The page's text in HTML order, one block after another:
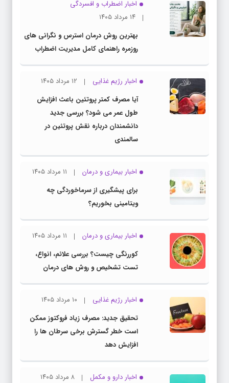
اخبار اضطراب و افسردگی
۱۴ مرداد ۱۴۰۵
بهترین روش درمان استرس و نگرانی های
روزمره راهنمای کامل مدیریت اضطراب
اخبار رژیم غذایی
۱۲ مرداد ۱۴۰۵
آیا مصرف کمتر پروتئین باعث افزایش
طول عمر می شود؟ بررسی جدید
دانشمندان درباره نقش پروتئین در
سالمندی
اخبار بیماری و درمان
۱۱ مرداد ۱۴۰۵
برای پیشگیری از سرماخوردگی چه
ویتامینی بخوریم؟
اخبار بیماری و درمان
۱۱ مرداد ۱۴۰۵
کوررنگی چیست؟ بررسی علائم، انواع،
تست تشخیص و روش های درمان
اخبار رژیم غذایی
۱۰ مرداد ۱۴۰۵
تحقیق جدید: مصرف زیاد فروکتوز ممکن
است خطر گسترش برخی سرطان ها را
افزایش دهد
اخبار دارو و مکمل
۸ مرداد ۱۴۰۵